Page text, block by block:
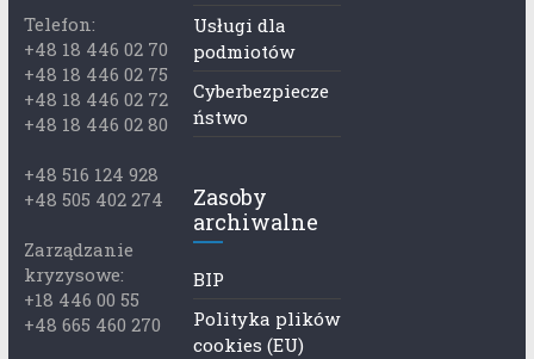
Telefon:
+48 18 446 02 70
+48 18 446 02 75
+48 18 446 02 72
+48 18 446 02 80
+48 516 124 928
+48 505 402 274
Zarządzanie
kryzysowe:
+18 446 00 55
+48 665 460 270
Usługi dla
podmiotów
Cyberbezpiecze
ństwo
Zasoby
archiwalne
BIP
Polityka plików
cookies (EU)